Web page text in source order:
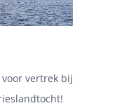
vertrek bij